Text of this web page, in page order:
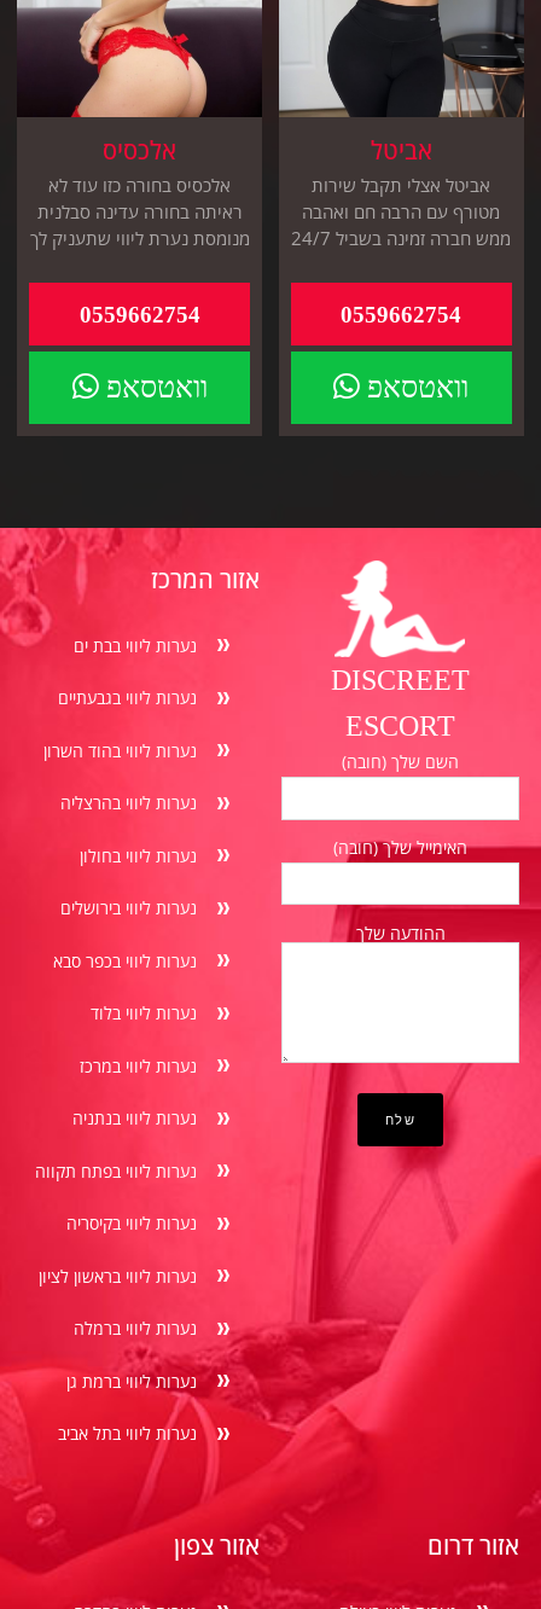
אביטל
אביטל אצלי תקבל שירות
מטורף עם הרבה חם ואהבה
ממש חברה זמינה בשביל 24/7
0559662754
וואטסאפ
אלכסיס
אלכסיס בחורה כזו עוד לא
ראיתה בחורה עדינה סבלנית
מנומסת נערת ליווי שתעניק לך
0559662754
וואטסאפ
DISCREET
ESCORT
השם שלך (חובה)
האימייל שלך (חובה)
ההודעה שלך
אזור המרכז
נערות ליווי בבת ים
נערות ליווי בגבעתיים
נערות ליווי בהוד השרון
נערות ליווי בהרצליה
נערות ליווי בחולון
נערות ליווי בירושלים
נערות ליווי בכפר סבא
נערות ליווי בלוד
נערות ליווי במרכז
נערות ליווי בנתניה
נערות ליווי בפתח תקווה
נערות ליווי בקיסריה
נערות ליווי בראשון לציון
נערות ליווי ברמלה
נערות ליווי ברמת גן
נערות ליווי בתל אביב
אזור דרום אזור צפון